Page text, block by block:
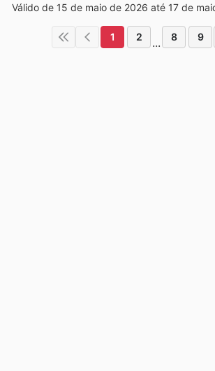
Válido de 15 de maio de 2026 até 17 de
1 2 ... 8 9